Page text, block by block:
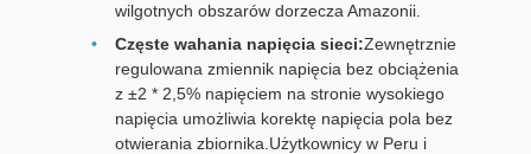
wilgotnych obszarów dorzecza Amazonii.
Częste wahania napięcia sieci:Zewnętrznie
regulowana zmiennik napięcia bez obciążenia
z ±2 * 2,5% napięciem na stronie wysokiego
napięcia umożliwia korektę napięcia pola bez
otwierania zbiornika.Użytkownicy w Peru i